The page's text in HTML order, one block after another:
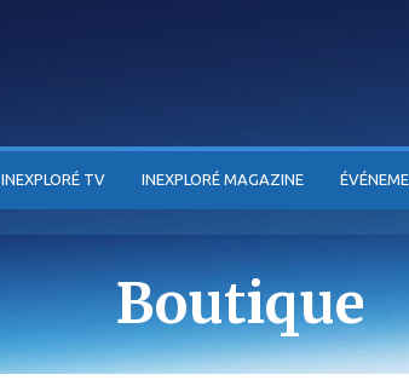
INEXPLORÉ TV INEXPLORÉ MAGAZINE
Boutique